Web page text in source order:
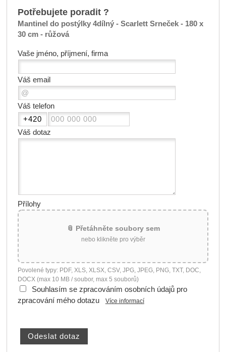
Potřebujete poradit ?
Mantinel do postýlky 4dílný - Scarlett Srneček - 180 x
30 cm - růžová
Vaše jméno, příjmení, firma
Váš email
Váš telefon
Váš dotaz
Přílohy
📎 Přetáhněte soubory sem
nebo klikněte pro výběr
Povolené typy: PDF, XLS, XLSX, CSV, JPG, JPEG, PNG, TXT, DOC,
DOCX (max 10 MB / soubor, max 5 souborů)
Souhlasím se zpracováním osobních údajů pro
zpracování mého dotazu
Více informací